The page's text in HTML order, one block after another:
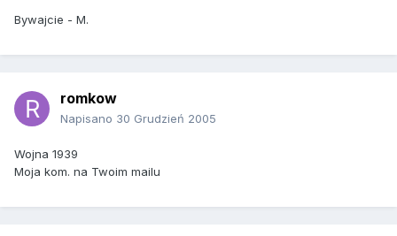
Bywajcie - M.
romkow
Napisano 30 Grudzień 2005
Wojna 1939
Moja kom. na Twoim mailu